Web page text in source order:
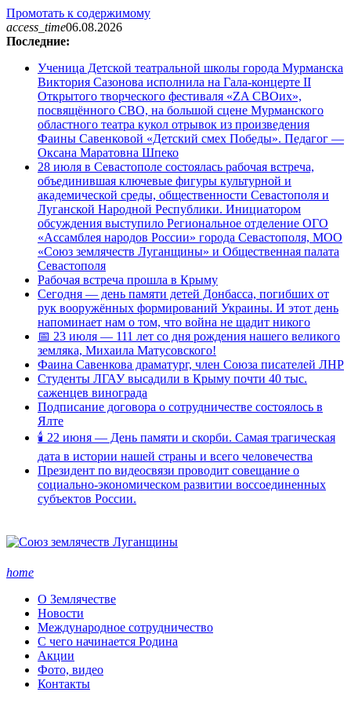
Промотать к содержимому
access_time06.08.2026
Последние:
Ученица Детской театральной школы города Мурманска
Виктория Сазонова исполнила на Гала-концерте II
Открытого творческого фестиваля «ZA СВОих»,
посвящённого СВО, на большой сцене Мурманского
областного театра кукол отрывок из произведения
Фаины Савенковой «Детский смех Победы». Педагог —
Оксана Маратовна Шпеко
28 июля в Севастополе состоялась рабочая встреча,
объединившая ключевые фигуры культурной и
академической среды, общественности Севастополя и
Луганской Народной Республики. Инициатором
обсуждения выступило Региональное отделение ОГО
«Ассамблея народов России» города Севастополя, МОО
«Союз землячеств Луганщины» и Общественная палата
Севастополя
Рабочая встреча прошла в Крыму
Сегодня — день памяти детей Донбасса, погибших от
рук вооружённых формирований Украины. И этот день
напоминает нам о том, что война не щадит никого
📅 23 июля — 111 лет со дня рождения нашего великого
земляка, Михаила Матусовского!
Фаина Савенкова драматург, член Союза писателей ЛНР
Студенты ЛГАУ высадили в Крыму почти 40 тыс.
саженцев винограда
Подписание договора о сотрудничестве состоялось в
Ялте
🕯 22 июня — День памяти и скорби. Самая трагическая
дата в истории нашей страны и всего человечества
Президент по видеосвязи проводит совещание о
социально-экономическом развитии воссоединенных
субъектов России.
home
О Землячестве
Новости
Международное сотрудничество
С чего начинается Родина
Акции
Фото, видео
Контакты